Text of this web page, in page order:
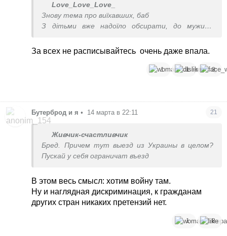
Love_Love_Love_
Знову тема про виїхавших, баб
З дітьми вже надоїло обсирати, до мужиків
Німці нехай посприяють закінченню війни і всі
повернуться додому, наз їх Німеччина кому впала
За всех не расписывайтесь очень даже впала.
1 1 3
Бутерброд и я • 14 марта в 22:11 21
Живчик-счастливчик
Бред. Причем тут выезд из Украины в целом?
Пускай у себя ограничат въезд
В этом весь смысл: хотим войну там.
Ну и наглядная дискриминация, к гражданам
других стран никаких претензий нет.
1 8